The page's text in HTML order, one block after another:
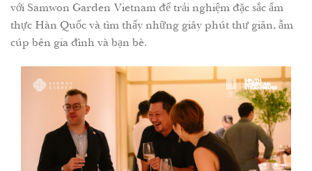
với Samwon Garden Vietnam để trải nghiệm đặc sắc ẩm
thực Hàn Quốc và tìm thấy những giây phút thư giãn, ẫm
cúp bên gia đình và bạn bè.